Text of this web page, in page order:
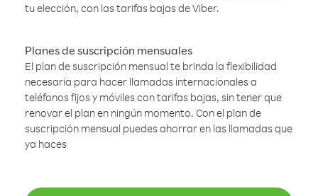
tu elección, con las tarifas bajas de Viber.
Planes de suscripción mensuales
El plan de suscripción mensual te brinda la flexibilidad
necesaria para hacer llamadas internacionales a
teléfonos fijos y móviles con tarifas bajas, sin tener que
renovar el plan en ningún momento. Con el plan de
suscripción mensual puedes ahorrar en las llamadas que
ya haces